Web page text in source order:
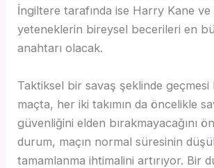
İngiltere tarafında ise Harry Kane ve
yeteneklerin bireysel becerileri en
anahtarı olacak.
Taktiksel bir savaş şeklinde geçmesi
maçta, her iki takımın da öncelikle
güvenliğini elden bırakmayacağını
durum, maçın normal süresinin
tamamlanma ihtimalini artırıyor. Bir